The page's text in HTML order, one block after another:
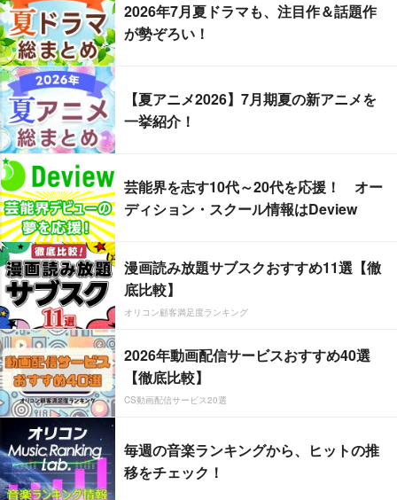
2026年7月夏ドラマも、注目作＆話題作
が勢ぞろい！
【夏アニメ2026】7月期夏の新アニメを
一挙紹介！
芸能界を志す10代～20代を応援！ オー
ディション・スクール情報はDeview
漫画読み放題サブスクおすすめ11選【徹
底比較】
オリコン顧客満足度ランキング
2026年動画配信サービスおすすめ40選
【徹底比較】
CS動画配信サービス20選
毎週の音楽ランキングから、ヒットの推
移をチェック！